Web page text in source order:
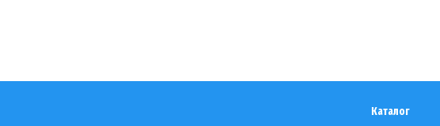
Каталог